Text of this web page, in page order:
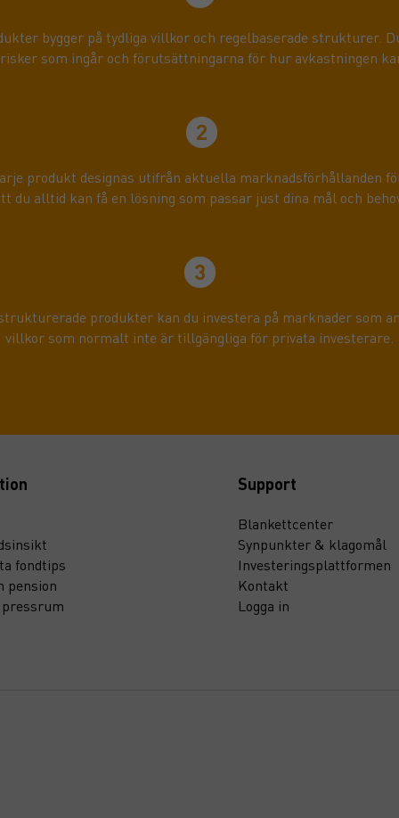
bygger på tydliga villkor och regelbaserade strukturer.
som ingår och förutsättningarna för hur avkastningen
produkt designas utifrån aktuella marknadsförhållanden
du alltid kan få en lösning som passar just dina mål och
produkter kan du investera på marknader som
villkor som normalt inte är tillgängliga för privata investerare.
fondtips
pension
Support
Blankettcenter
Synpunkter & klagomål
Investeringsplattformen
Kontakt
Logga in